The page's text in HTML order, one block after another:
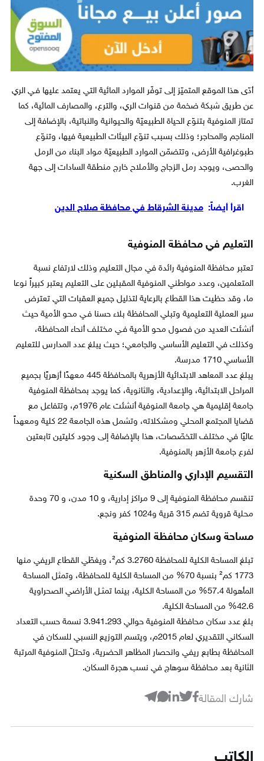
أدّى هذا الموقع المتميّز إلى توفّر الموارد المائية التي يعتمد عليها فـي الري
عن طريق شبكة ضخمة من قنوات الري، والترع، والمصارف المائية، كما
تمتاز المنوفية بتنوّع الحياة الطبيعيّة والحيوانية والنباتية، بالإضافة إلى
المناجم والمحاجر؛ وذلك بسبب تنوّع البيئات الطبيعية فيها، وتنوّع
طبوغرافية الأرض، وتتضمّن الموارد الطبيعيّة مواد البناء من الرمل
والحصى، ويوجد رمل الزجاج والأملاح خارج منطقة السادات إلى جهة
الغرب.
اقرأ أيضاً: مدينة الشرقاط في محافظة صلاح الدين
التعليم في محافظة المنوفية
تعتبر محافظة المنوفية رائدة في مجال التعليم وذلك لارتفاع نسبة
المتعلمين، وعدد مواطني المنوفية المقبلين على التعليم يعتبر كبيراً نوعا
ما، وقد حظيت هذا القطاع بالرعاية لتذليل جميع العقبات التي تعترض
سير العملية التعليمية وتبلي المحافظة بلاء حسنا فـي محو الأمية حيث
أنشئت العديد من فصول محو الأمية فـي مختلف أنحاء المحافظة،
وكذلك في التعليم الأساسي والجامعي؛ حيث يبلغ عدد المدارس للتعليم
الأساسي 1710 مدرسة.
يبلغ عدد المعاهد الابتدائية الأزهرية بالمحافظة 445 معهدًا أزهريًا بجميع
المراحل الابتدائية، والإعدادية، والثانوية، كما يوجد بمحافظة المنوفية
جامعة إقليمية هي جامعة المنوفية أنشئت عام 1976م، وتتفاعل مع
قضايا المجتمع المحلي ومشكلاته، وتشمل هذه الجامعة 22 كلية ومعهداً
عاليًا في مختلف التخصّصات، هذا بالإضافة إلى وجود كليتين تابعتين
لفرع جامعة الأزهر بالمنوفية.
التقسيم الإداري والمناطق السكنية
تنقسم محافظة المنوفية إلى 9 مراكز إدارية، و 10 مدن، و 70 وحدة
محلية قروية تضم 315 قرية و1024 كفر ونجع.
مساحة وسكان محافظة المنوفية
تبلغ المساحة الكلية للمحافظة 3.2760 كم²، ويغطّي القطاع الريفي منها
1773 كم² بنسبة 70% من المساحة الكلية للمحافظة، وتمثل المساحة
المأهولة 57.4% من المساحة الكلية، بينما تمثـل الأراضي الصحراوية
42.6% من المساحة الكلية.
بلغ عدد سكان محافظة المنوفية حوالي 3.941.293 نسمة حسب التعداد
السكاني التقديري لعام 2015م، ويتسم التوزيع النسبي للسكان في
المحافظة بطابع ريفي وانحصار المظاهر الحضرية، وتحتلّ المنوفية المرتبة
الثانية بعد محافظة سوهاج في نسب هجرة السكان.
شارك المقالة
الكاتب